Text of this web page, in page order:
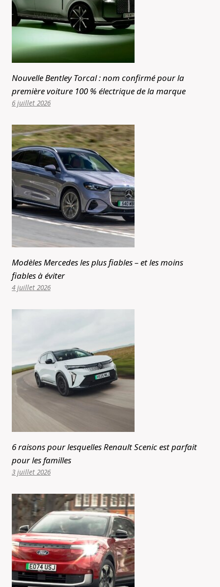
Nouvelle Bentley Torcal : nom confirmé pour la
première voiture 100 % électrique de la marque
6 juillet 2026
Modèles Mercedes les plus fiables – et les moins
fiables à éviter
4 juillet 2026
6 raisons pour lesquelles Renault Scenic est parfait
pour les familles
3 juillet 2026